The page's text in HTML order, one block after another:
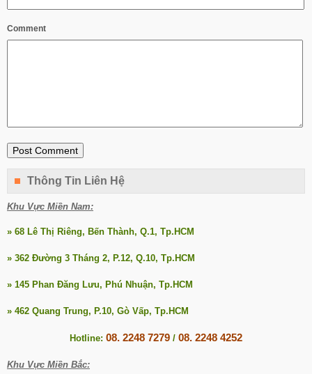
Comment
Thông Tin Liên Hệ
Khu Vực Miền Nam:
» 68 Lê Thị Riêng, Bến Thành, Q.1, Tp.HCM
» 362 Đường 3 Tháng 2, P.12, Q.10, Tp.HCM
» 145 Phan Đăng Lưu, Phú Nhuận, Tp.HCM
» 462 Quang Trung, P.10, Gò Vấp, Tp.HCM
Hotline: 08. 2248 7279 / 08. 2248 4252
Khu Vực Miền Bắc: